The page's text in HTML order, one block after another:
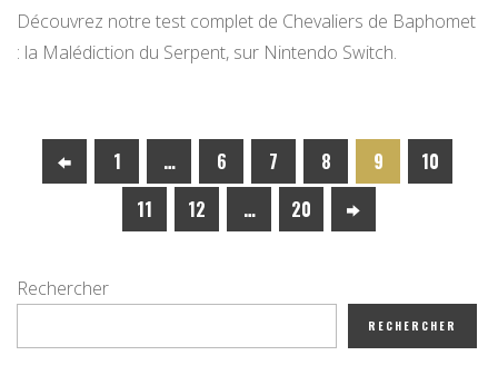
Découvrez notre test complet de Chevaliers de Baphomet
: la Malédiction du Serpent, sur Nintendo Switch.
1 … 6 7 8 9
10
11
12 … 20
Rechercher
RECHERCHER